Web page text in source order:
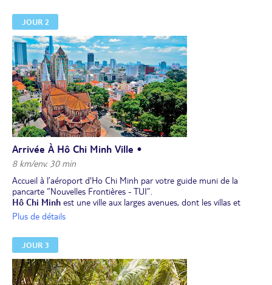
JOUR 2
Arrivée À Hô Chi Minh Ville •
8 km/env. 30 min
Accueil à l’aéroport d'Ho Chi Minh par votre guide muni de la
pancarte “Nouvelles Frontières - TUI”.
Hô Chi Minh est une ville aux larges avenues, dont les villas et
bâtiments administratifs affichent un style tour à tour local ou
ses quais ou au sein de son marché central.Transfert au centre
ville.
Visite du quartierchinois Cholon et du marché Binh Tay
Installation à l’hôtel.
Repas libres. Nuit à l'hôtel à Hô Chi Minh Ville.
Plus de détails
JOUR 3